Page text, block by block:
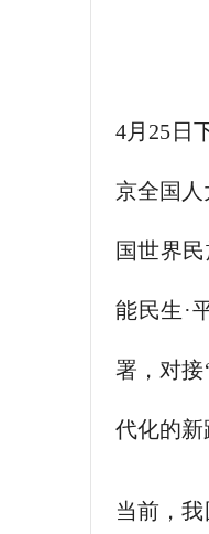
4月25日
京全国
国世界
能民生·
署，对
代化的新
当前，